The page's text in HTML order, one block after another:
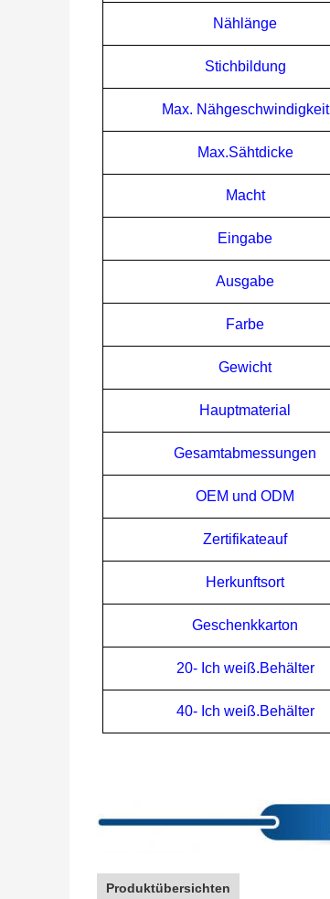
Nählänge
Stichbildung
Max. Nähgeschwindigkeit
Max.Sähtdicke
Macht
Eingabe
Ausgabe
Farbe
Gewicht
Hauptmaterial
Gesamtabmessungen
OEM und ODM
Zertifikateauf
Herkunftsort
Geschenkkarton
20- Ich weiß.Behälter
40- Ich weiß.Behälter
Produktübersichten